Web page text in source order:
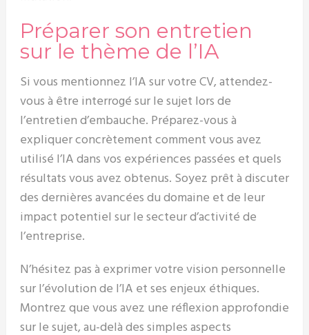
Préparer son entretien
sur le thème de l’IA
Si vous mentionnez l’IA sur votre CV, attendez-
vous à être interrogé sur le sujet lors de
l’entretien d’embauche. Préparez-vous à
expliquer concrètement comment vous avez
utilisé l’IA dans vos expériences passées et quels
résultats vous avez obtenus. Soyez prêt à discuter
des dernières avancées du domaine et de leur
impact potentiel sur le secteur d’activité de
l’entreprise.
N’hésitez pas à exprimer votre vision personnelle
sur l’évolution de l’IA et ses enjeux éthiques.
Montrez que vous avez une réflexion approfondie
sur le sujet, au-delà des simples aspects